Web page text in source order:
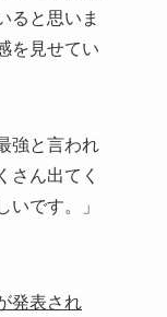
ると思いま
を見せてい
強と言われ
さん出てく
です。」
発表され